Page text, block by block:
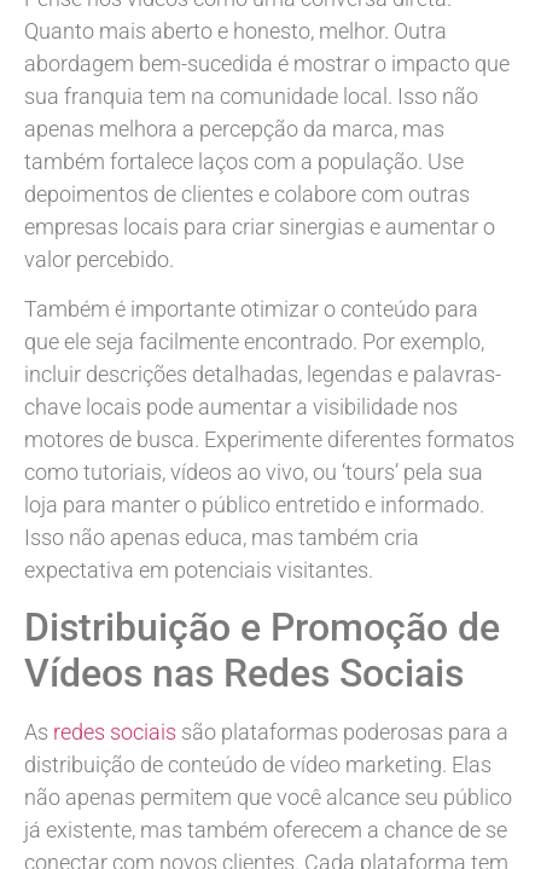
Quanto mais aberto e honesto, melhor. Outra
abordagem bem-sucedida é mostrar o impacto que
sua franquia tem na comunidade local. Isso não
apenas melhora a percepção da marca, mas
também fortalece laços com a população. Use
depoimentos de clientes e colabore com outras
empresas locais para criar sinergias e aumentar o
valor percebido.
Também é importante otimizar o conteúdo para
que ele seja facilmente encontrado. Por exemplo,
incluir descrições detalhadas, legendas e palavras-
chave locais pode aumentar a visibilidade nos
motores de busca. Experimente diferentes formatos
como tutoriais, vídeos ao vivo, ou ‘tours’ pela sua
loja para manter o público entretido e informado.
Isso não apenas educa, mas também cria
expectativa em potenciais visitantes.
Distribuição e Promoção de
Vídeos nas Redes Sociais
As redes sociais são plataformas poderosas para a
distribuição de conteúdo de vídeo marketing. Elas
não apenas permitem que você alcance seu público
já existente, mas também oferecem a chance de se
conectar com novos clientes. Cada plataforma tem